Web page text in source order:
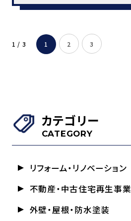
1 / 3 1 2 3
カテゴリー
CATEGORY
リフォーム・リノベーション
不動産・中古住宅再生事業
外壁・屋根・防水塗装